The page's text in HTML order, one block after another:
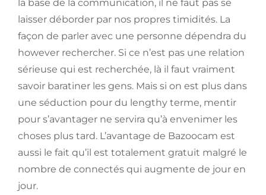
la base de la communication, il ne faut pas se
laisser déborder par nos propres timidités. La
façon de parler avec une personne dépendra du
however rechercher. Si ce n’est pas une relation
sérieuse qui est recherchée, là il faut vraiment
savoir baratiner les gens. Mais si on est plus dans
une séduction pour du lengthy terme, mentir
pour s’avantager ne servira qu’à envenimer les
choses plus tard. L’avantage de Bazoocam est
aussi le fait qu’il est totalement gratuit malgré le
nombre de connectés qui augmente de jour en
jour.